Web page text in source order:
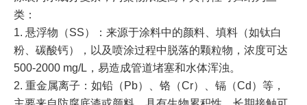
类：
1. 悬浮物（SS）：来源于涂料中的颜料、填料（如钛白
粉、碳酸钙），以及喷涂过程中脱落的颗粒物，浓度可达
500-2000 mg/L，易造成管道堵塞和水体浑浊。
2. 重金属离子：如铅（Pb）、铬（Cr）、镉（Cd）等，